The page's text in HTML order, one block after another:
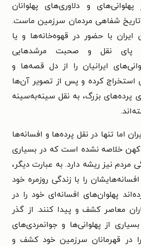
و دلاوری‌های پهلوانان
تاریخ شفاهی مردمان سرزمین ماست.
با حضور در قهوه‌‌خانه‌ها و یا
پای نقل و صحبت مرشد‌هایی
ایرانیان را از دل قصه‌ها و
استخراج کرده و پس از تصویر آن‌ها
پرده‌های بزرگ، به نقل سینه‌به‌سینه
اما تنها در نقل پرده‌ها و افسانه‌ها
کهن خلاصه نشده است که در بسیاری
مردم نیز ریشه دارد. به ‌عبارت ‌دیگر،
را با زندگی روزمره خود
پهلوان‌های افسانه‌ای خود را در
معاصر کشف و پیدا کنند. از گذر
از پهلوانی‌ها و جوانمردی‌های
در قهرمانان سرزمین خود کشف و